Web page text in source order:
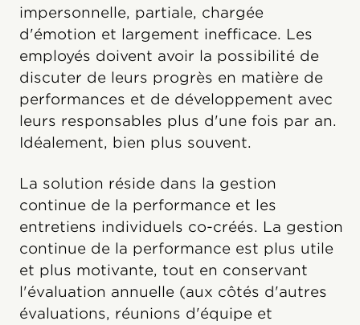
impersonnelle, partiale, chargée
d'émotion et largement inefficace. Les
employés doivent avoir la possibilité de
discuter de leurs progrès en matière de
performances et de développement avec
leurs responsables plus d'une fois par an.
Idéalement, bien plus souvent.
La solution réside dans la gestion
continue de la performance et les
entretiens individuels co-créés. La gestion
continue de la performance est plus utile
et plus motivante, tout en conservant
l'évaluation annuelle (aux côtés d'autres
évaluations, réunions d'équipe et